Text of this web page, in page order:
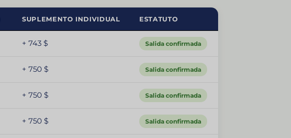
SUPLEMENTO INDIVIDUAL ESTATUTO
+ 743 $ Salida confirmada
+ 750 $ Salida confirmada
+ 750 $ Salida confirmada
+ 750 $ Salida confirmada